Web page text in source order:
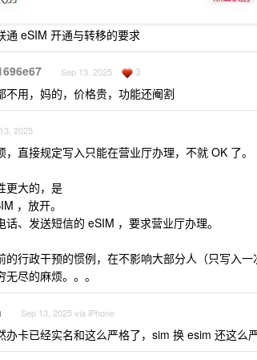
通 eSIM 开通与转移的要求
Sep 13, 2025 3
不用，妈的，价格贵，功能还阉割
2025
，直接规定写入只能在营业厅办理，不就 OK 了。
更大的，是
，放开。
话、发送短信的 eSIM ，要求营业厅办理。
的行政干预的惯例，在不影响大部分人（只写入
尽的麻烦。。。
Sep 13, 2025 via iPhone
办卡已经实名和这么严格了，sim 换 esim 还这么